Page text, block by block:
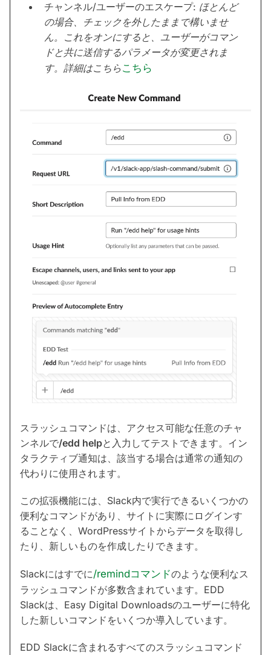
チャンネル/ユーザーのエスケープ: ほとんど
の場合、チェックを外したままで構いませ
ん。これをオンにすると、ユーザーがコマン
ドと共に送信するパラメータが変更されま
す。詳細はこちら こちら
スラッシュコマンドは、アクセス可能な任意のチャ
ンネルで/edd helpと入力してテストできます。イン
タラクティブ通知は、該当する場合は通常の通知の
代わりに使用されます。
この拡張機能には、Slack内で実行できるいくつかの
便利なコマンドがあり、サイトに実際にログインす
ることなく、WordPressサイトからデータを取得し
たり、新しいものを作成したりできます。
Slackにはすでに/remindコマンドのような便利なス
ラッシュコマンドが多数含まれています。EDD
Slackは、Easy Digital Downloadsのユーザーに特化
した新しいコマンドをいくつか導入しています。
EDD Slackに含まれるすべてのスラッシュコマンド